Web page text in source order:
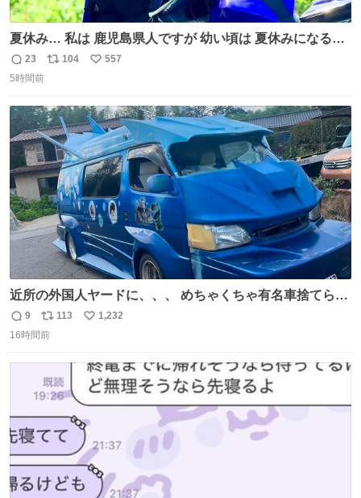
夏休み… 私は 鹿児島県人ですが 幼い頃は 夏休みになると
母の郷… 山梨へ遊びに行くのが楽しみでした 母の実家へ 1
ヶ月近く泊まって … … 今の私は 医療従事者 お盆休み？ﾅﾆ
景 淡い記憶 そんな思い出の風景… ありますか？
返
信
23
リ
ト
数
104
い
数
557
5時間前
近所の外国人ヤードに、、、 めちゃくちゃ有名車捨てられ
てました😭 外装ぼろぼろだし、、 中も何にも残ってない
し、、 可哀想に😢😢 今まで数十年お疲れ様でした、、 #バ
返
信
9
リ
ポ
ト
数
113
い
数
1,232
16時間前